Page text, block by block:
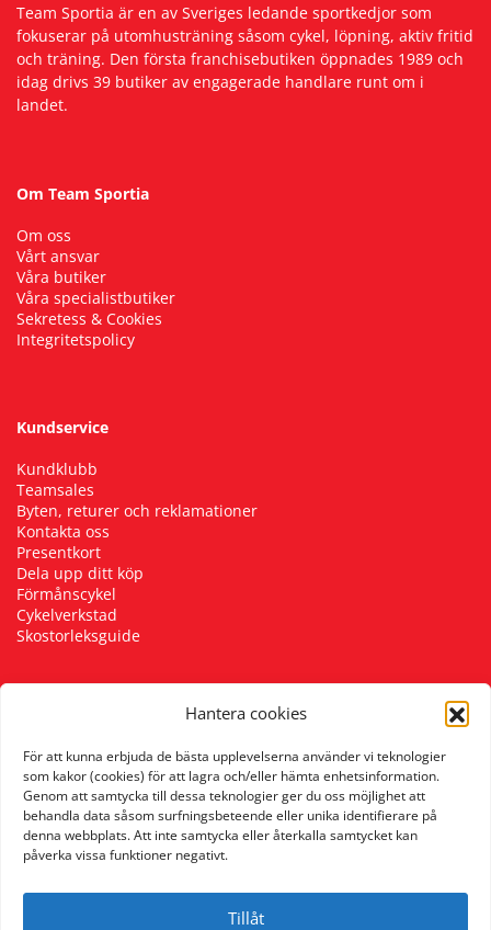
Hantera cookies
För att kunna erbjuda de bästa upplevelserna använder vi teknologier
som kakor (cookies) för att lagra och/eller hämta enhetsinformation.
Genom att samtycka till dessa teknologier ger du oss möjlighet att
behandla data såsom surfningsbeteende eller unika identifierare på
denna webbplats. Att inte samtycka eller återkalla samtycket kan
påverka vissa funktioner negativt.
Tillåt
Team Sportia är en av Sveriges ledande sportkedjor som
fokuserar på utomhusträning såsom cykel, löpning, aktiv fritid
och träning. Den första franchisebutiken öppnades 1989 och
idag drivs 39 butiker av engagerade handlare runt om i
landet.
Om Team Sportia
Om oss
Vårt ansvar
Våra butiker
Våra specialistbutiker
Sekretess & Cookies
Integritetspolicy
Kundservice
Kundklubb
Teamsales
Byten, returer och reklamationer
Kontakta oss
Presentkort
Dela upp ditt köp
Förmånscykel
Cykelverkstad
Skostorleksguide